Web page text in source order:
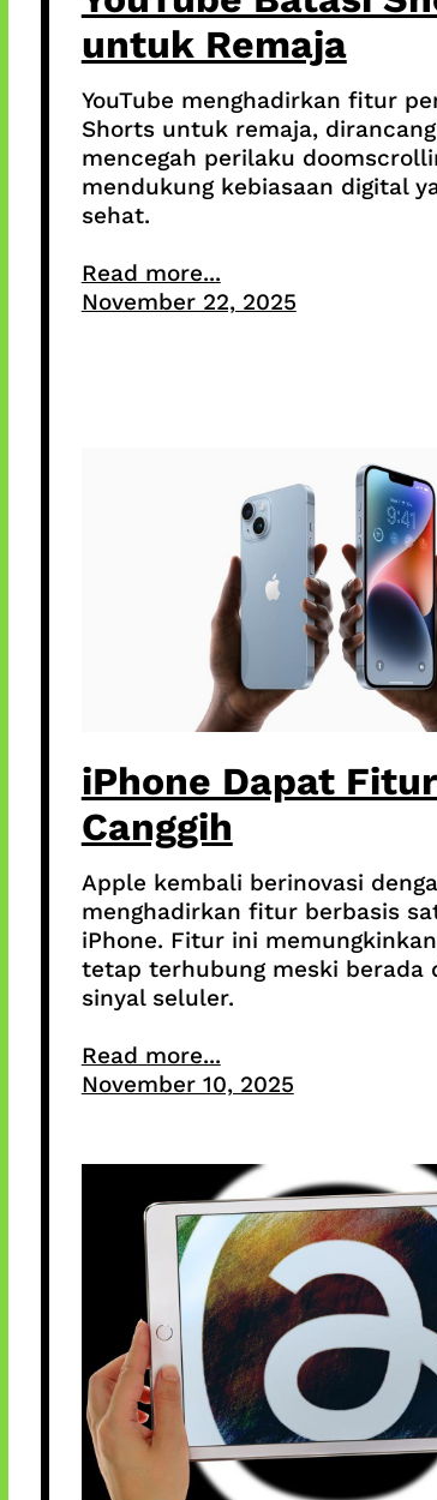
untuk Remaja
YouTube menghadirkan fitur
Shorts untuk remaja,
mencegah perilaku
mendukung kebiasaan digital
sehat.
Read more...
November 22, 2025
iPhone Dapat
Canggih
Apple kembali berinovasi
menghadirkan fitur berbasis
iPhone. Fitur ini
tetap terhubung meski berada
sinyal seluler.
Read more...
November 10, 2025